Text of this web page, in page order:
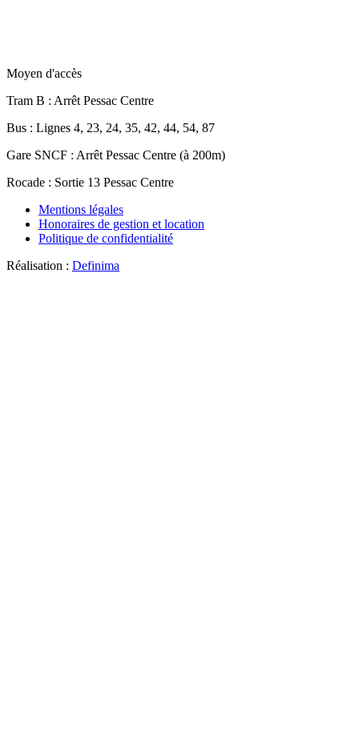
Moyen d'accès
Tram B : Arrêt Pessac Centre
Bus : Lignes 4, 23, 24, 35, 42, 44, 54, 87
Gare SNCF : Arrêt Pessac Centre (à 200m)
Rocade : Sortie 13 Pessac Centre
Mentions légales
Honoraires de gestion et location
Politique de confidentialité
Réalisation : Definima